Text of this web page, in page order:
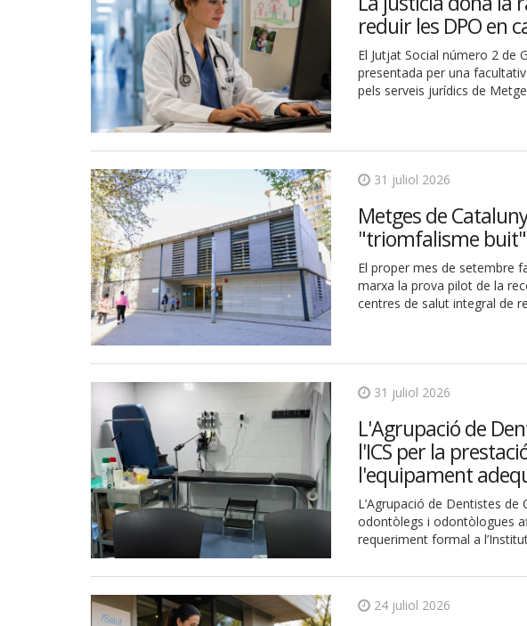
reduir les DPO en
El Jutjat Social número 2 de
presentada per una
pels serveis jurídics de
31 juliol 2026
Metges de
"triomfalisme buit"
El proper mes de setembre
marxa la prova pilot de la
centres de salut integral de
31 juliol 2026
L'Agrupació de
l'ICS per la
l'equipament
L’Agrupació de Dentistes
odontòlegs i odontòlogues
requeriment formal a
24 juliol 2026